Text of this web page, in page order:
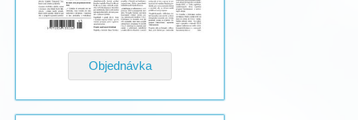
Objednávka